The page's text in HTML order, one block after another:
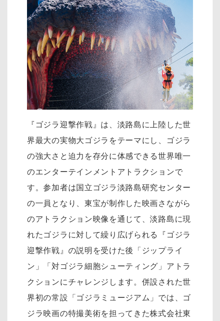
『ゴジラ迎撃作戦』は、淡路島に上陸した世
界最大の実物大ゴジラをテーマにし、ゴジラ
の強大さと迫力を存分に体感できる世界唯一
のエンターテインメントアトラクションで
す。参加者は国立ゴジラ淡路島研究センター
の一員となり、東宝が制作した映画さながら
のアトラクション映像を通じて、淡路島に現
れたゴジラに対して繰り広げられる『ゴジラ
迎撃作戦』の説明を受けた後「ジップライ
ン」「対ゴジラ細胞シューティング」アトラ
クションにチャレンジします。併設された世
界初の常設「ゴジラミュージアム」では、ゴ
ジラ映画の特撮美術を担ってきた株式会社東